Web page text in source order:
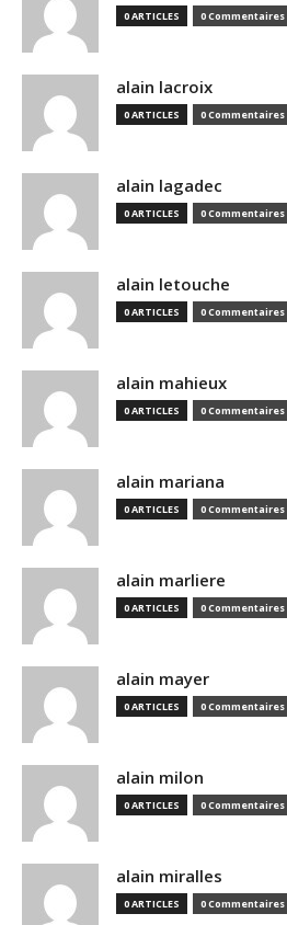
0 ARTICLES 0 Commentaires
alain lacroix
0 ARTICLES 0 Commentaires
alain lagadec
0 ARTICLES 0 Commentaires
alain letouche
0 ARTICLES 0 Commentaires
alain mahieux
0 ARTICLES 0 Commentaires
alain mariana
0 ARTICLES 0 Commentaires
alain marliere
0 ARTICLES 0 Commentaires
alain mayer
0 ARTICLES 0 Commentaires
alain milon
0 ARTICLES 0 Commentaires
alain miralles
0 ARTICLES 0 Commentaires